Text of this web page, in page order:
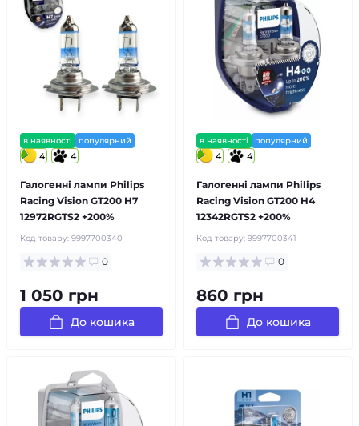
в наявності популярний
4 4
Галогенні лампи Philips
Racing Vision GT200 H7
12972RGTS2 +200%
Код товару: 9997700340
0
1 050 грн
До кошика
в наявності популярний
4 4
Галогенні лампи Philips
Racing Vision GT200 H4
12342RGTS2 +200%
Код товару: 9997700341
0
860 грн
До кошика